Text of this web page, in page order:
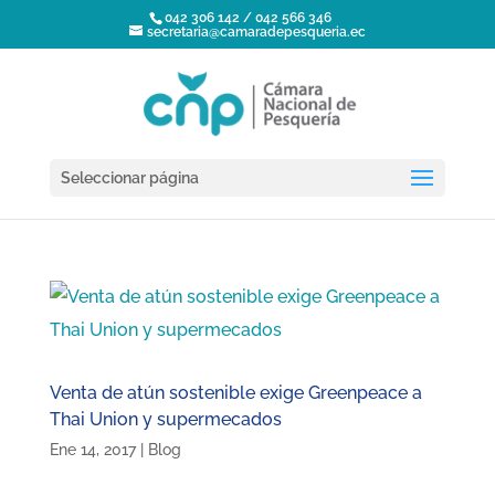
042 306 142 / 042 566 346
secretaria@camaradepesqueria.ec
Seleccionar página
Venta de atún sostenible exige Greenpeace a
Thai Union y supermecados
Ene 14, 2017| Blog